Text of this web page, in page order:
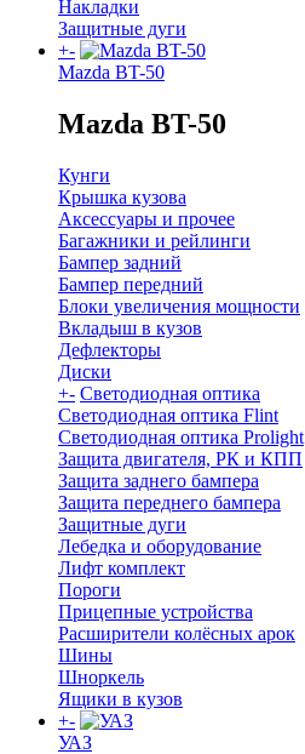
Накладки
Защитные дуги
+-
Mazda BT-50
Mazda BT-50
Кунги
Крышка кузова
Аксессуары и прочее
Багажники и рейлинги
Бампер задний
Бампер передний
Блоки увеличения мощности
Вкладыш в кузов
Дефлекторы
Диски
+- Светодиодная оптика
Светодиодная оптика Flint
Светодиодная оптика Prolight
Защита двигателя, РК и КПП
Защита заднего бампера
Защита переднего бампера
Защитные дуги
Лебедка и оборудование
Лифт комплект
Пороги
Прицепные устройства
Расширители колёсных арок
Шины
Шноркель
Ящики в кузов
+-
УАЗ